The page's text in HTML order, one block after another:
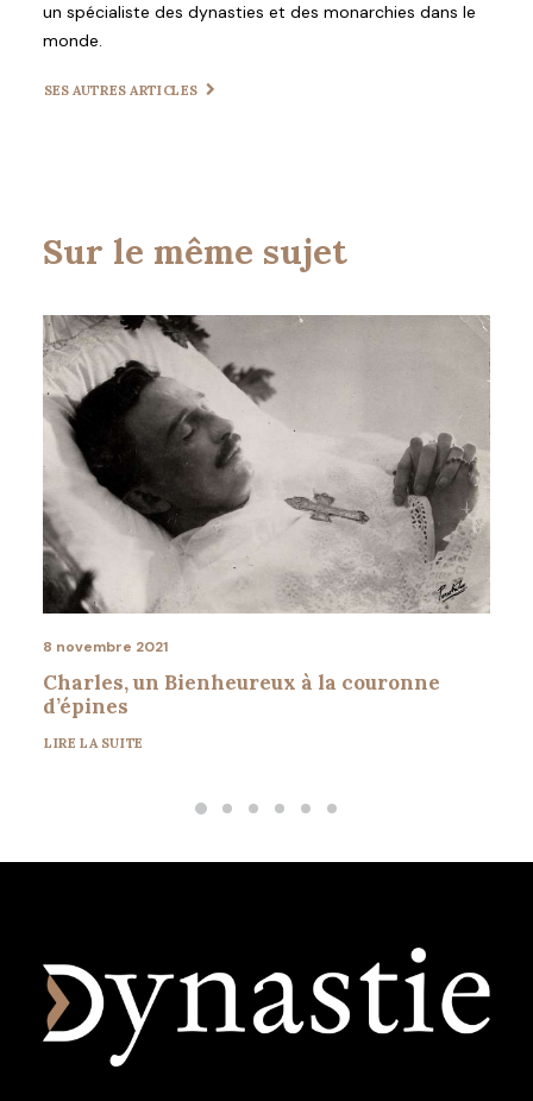
un spécialiste des dynasties et des monarchies dans le
monde.
SES AUTRES ARTICLES
Sur le même sujet
8 novembre 2021
Charles, un Bienheureux à la couronne
d’épines
LIRE LA SUITE